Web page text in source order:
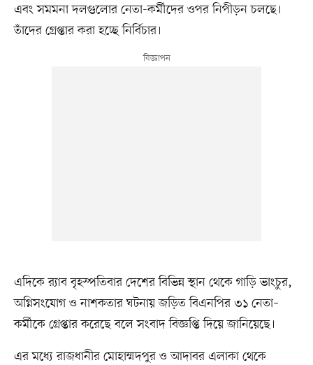
এবং সমমনা দলগুলোর নেতা-কর্মীদের ওপর নিপীড়ন চলছে।
তাঁদের গ্রেপ্তার করা হচ্ছে নির্বিচার।
এদিকে র‍্যাব বৃহস্পতিবার দেশের বিভিন্ন স্থান থেকে গাড়ি ভাংচুর,
অগ্নিসংযোগ ও নাশকতার ঘটনায় জড়িত বিএনপির ৩১ নেতা–
কর্মীকে গ্রেপ্তার করেছে বলে সংবাদ বিজ্ঞপ্তি দিয়ে জানিয়েছে।
এর মধ্যে রাজধানীর মোহাম্মদপুর ও আদাবর এলাকা থেকে